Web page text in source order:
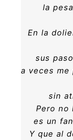
la
En la
sus
a veces
sin
Pero no
es un
Y que al